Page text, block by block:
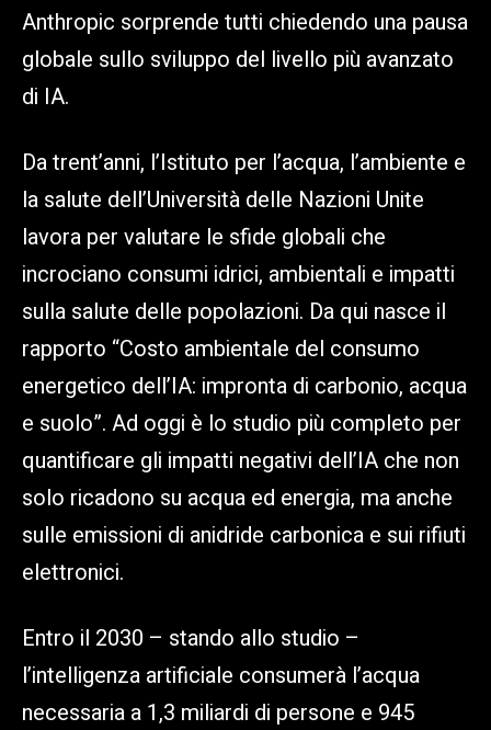
Anthropic sorprende tutti chiedendo una pausa
globale sullo sviluppo del livello più avanzato
di IA.
Da trent’anni, l’Istituto per l’acqua, l’ambiente e
la salute dell’Università delle Nazioni Unite
lavora per valutare le sfide globali che
incrociano consumi idrici, ambientali e impatti
sulla salute delle popolazioni. Da qui nasce il
rapporto “Costo ambientale del consumo
energetico dell’IA: impronta di carbonio, acqua
e suolo”. Ad oggi è lo studio più completo per
quantificare gli impatti negativi dell’IA che non
solo ricadono su acqua ed energia, ma anche
sulle emissioni di anidride carbonica e sui rifiuti
elettronici.
Entro il 2030 – stando allo studio –
l’intelligenza artificiale consumerà l’acqua
necessaria a 1,3 miliardi di persone e 945